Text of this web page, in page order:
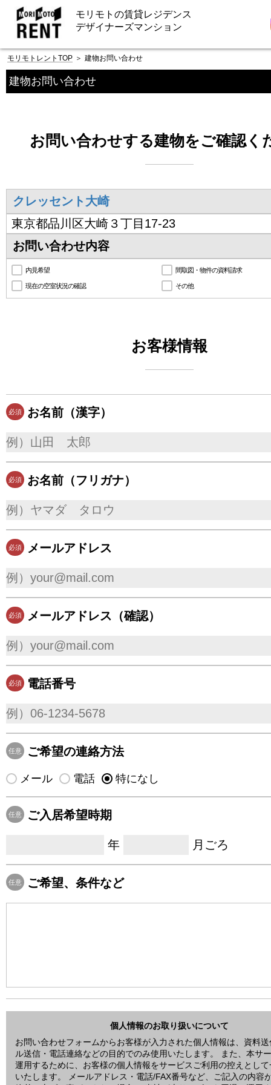
モリモトの賃貸レジデンス
デザイナーズマンション
モリモトレントTOP ＞ 建物お問い合わせ
建物お問い合わせ
お問い合わせする建物をご確認く
クレッセント大崎
東京都品川区大崎３丁目17-23
お問い合わせ内容
内見希望 間取図・物件の資料請求
現在の空室状況の確認 その他
お客様情報
必須 お名前（漢字）
必須 お名前（フリガナ）
必須 メールアドレス
必須 メールアドレス（確認）
必須 電話番号
任意 ご希望の連絡方法
メール 電話 特になし
任意 ご入居希望時期
年 月ごろ
任意 ご希望、条件など
個人情報のお取り扱いについて
お問い合わせフォームからお客様が入力された個人情報は、資料
ル送信・電話連絡などの目的でのみ使用いたします。 また、本サ
運用するために、お客様の個人情報をサービスご利用の控えとし
いたします。 メールアドレス・電話/FAX番号など、ご記入の内容